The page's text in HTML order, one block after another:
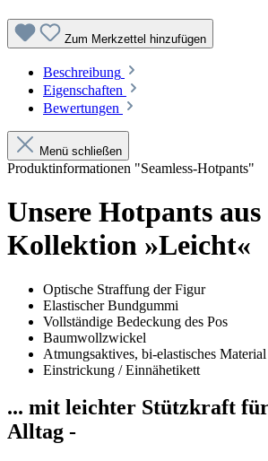
Zum Merkzettel hinzufügen
Beschreibung
Eigenschaften
Bewertungen
Menü schließen
Produktinformationen "Seamless-Hotpants"
Unsere Hotpants
Kollektion »Leicht«
Optische Straffung der Figur
Elastischer Bundgummi
Vollständige Bedeckung des Pos
Baumwollzwickel
Atmungsaktives, bi-elastisches Material
Einstrickung / Einnähetikett
... mit leichter Stützkraft
Alltag -